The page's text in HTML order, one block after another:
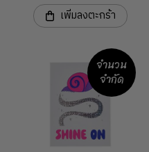
เพิ่มลงตะกร้า
จำนวน
จำกัด